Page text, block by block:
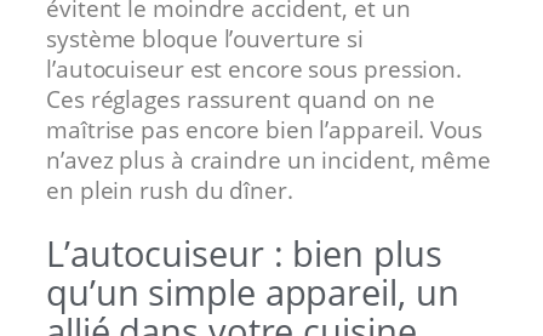
évitent le moindre accident, et un
système bloque l’ouverture si
l’autocuiseur est encore sous pression.
Ces réglages rassurent quand on ne
maîtrise pas encore bien l’appareil. Vous
n’avez plus à craindre un incident, même
en plein rush du dîner.
L’autocuiseur : bien plus
qu’un simple appareil, un